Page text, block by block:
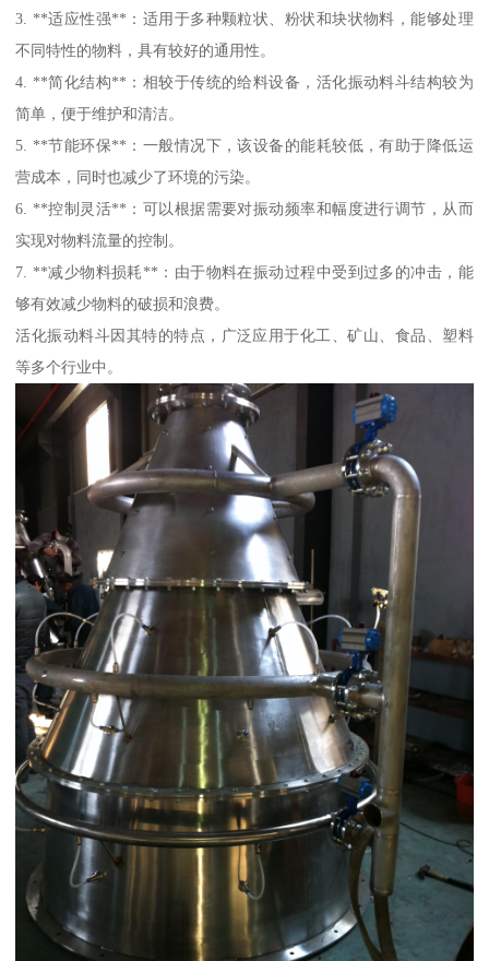
3. **适应性强**：适用于多种颗粒状、粉状和块状物料，能够处理
不同特性的物料，具有较好的通用性。
4. **简化结构**：相较于传统的给料设备，活化振动料斗结构较为
简单，便于维护和清洁。
5. **节能环保**：一般情况下，该设备的能耗较低，有助于降低运
营成本，同时也减少了环境的污染。
6. **控制灵活**：可以根据需要对振动频率和幅度进行调节，从而
实现对物料流量的控制。
7. **减少物料损耗**：由于物料在振动过程中受到过多的冲击，能
够有效减少物料的破损和浪费。
活化振动料斗因其特的特点，广泛应用于化工、矿山、食品、塑料
等多个行业中。